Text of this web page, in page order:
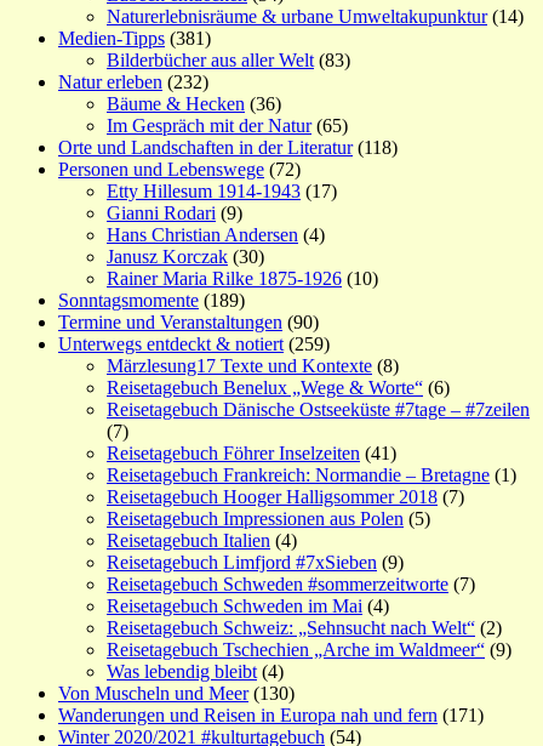
Naturerlebnisräume & urbane Umweltakupunktur(14)
Medien-Tipps (381)
Bilderbücher aus aller Welt (83)
Natur erleben (232)
Bäume & Hecken (36)
Im Gespräch mit der Natur(65)
Orte und Landschaften in der Literatur(118)
Personen und Lebenswege (72)
Etty Hillesum 1914-1943 (17)
Gianni Rodari (9)
Hans Christian Andersen (4)
Janusz Korczak (30)
Rainer Maria Rilke 1875-1926 (10)
Sonntagsmomente (189)
Termine und Veranstaltungen (90)
Unterwegs entdeckt & notiert (259)
Märzlesung17 Texte und Kontexte (8)
Reisetagebuch Benelux „Wege & Worte“ (6)
Reisetagebuch Dänische Ostseeküste #7tage – #7zeilen
(7)
Reisetagebuch Föhrer Inselzeiten (41)
Reisetagebuch Frankreich: Normandie – Bretagne (1)
Reisetagebuch Hooger Halligsommer 2018 (7)
Reisetagebuch Impressionen aus Polen (5)
Reisetagebuch Italien (4)
Reisetagebuch Limfjord #7xSieben (9)
Reisetagebuch Schweden #sommerzeitworte (7)
Reisetagebuch Schweden im Mai (4)
Reisetagebuch Schweiz: „Sehnsucht nach Welt“ (2)
Reisetagebuch Tschechien „Arche im Waldmeer“ (9)
Was lebendig bleibt (4)
Von Muscheln und Meer(130)
Wanderungen und Reisen in Europa nah und fern (171)
Winter 2020/2021 #kulturtagebuch (54)